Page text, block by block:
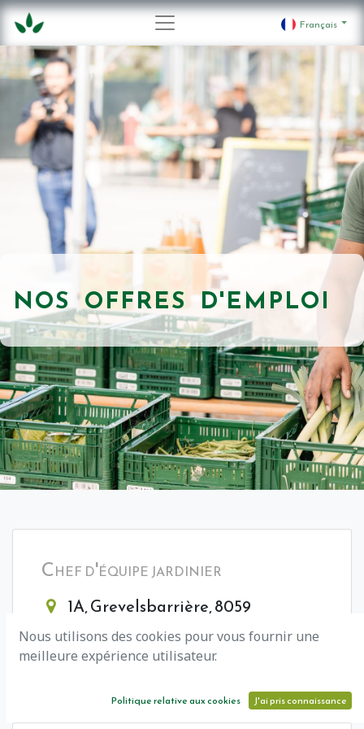
Français
NOS OFFRES D'EMPLOI
Chef d'équipe jardinier
1A, Grevelsbarrière, 8059
Bertrange, Luxembourg
15/05/2026 08:41:32
Nous utilisons des cookies pour vous fournir une
meilleure expérience utilisateur.
Politique relative aux cookies J'ai pris connaissance